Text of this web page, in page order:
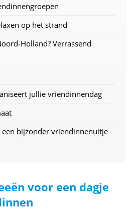
op het strand
Holland? Verrassend
jullie vriendinnendag
bijzonder vriendinnenuitje
voor een dagje